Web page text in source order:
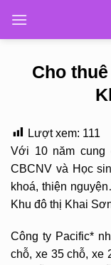
Cho
Lượt xem: 111
Với 10 năm cung
CBCNV và Học
khoá, thiện
Khu đô thị Khai
Công ty Pacific*
chỗ, xe 35 chỗ, xe